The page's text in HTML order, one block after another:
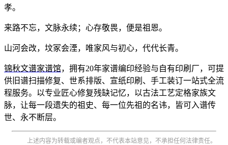
孝。
来路不忘，文脉永续；心存敬畏，便是祖恩。
山河会改，坟冢会湮，唯家风与初心，代代长青。
锦秋文谱家谱馆，拥有20年家谱编印经验与自有印刷厂，可提
供旧谱扫描修复、世系排版、宣纸印刷、手工装订一站式全流
程服务。以专业匠心修复残缺记忆，以古法工艺定格家族文
脉，让每一段遗失的祖史、每一位先祖的名讳，皆可入谱传
世、永不断层。
上述内容为转载或编者观点，不代表本站意见，不承担任何法律责任。